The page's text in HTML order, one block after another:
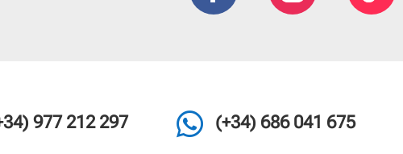
977 212 297  (+34) 686 041 675